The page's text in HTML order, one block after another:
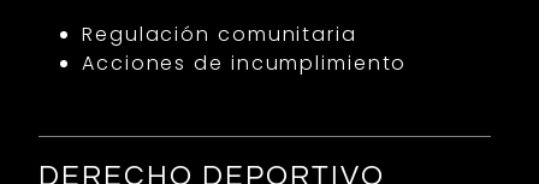
Regulación comunitaria
Acciones de incumplimiento
DERECHO DEPORTIVO